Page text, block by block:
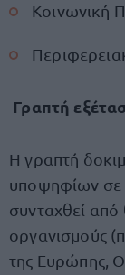
Κοινωνική
Γραπτή
Η γραπτή
υποψηφίων σε
συνταχθεί από
οργανισμούς
της Ευρώπης,